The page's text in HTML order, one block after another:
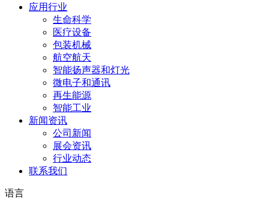
应用行业
生命科学
医疗设备
包装机械
航空航天
智能扬声器和灯光
微电子和通讯
再生能源
智能工业
新闻资讯
公司新闻
展会资讯
行业动态
联系我们
语言